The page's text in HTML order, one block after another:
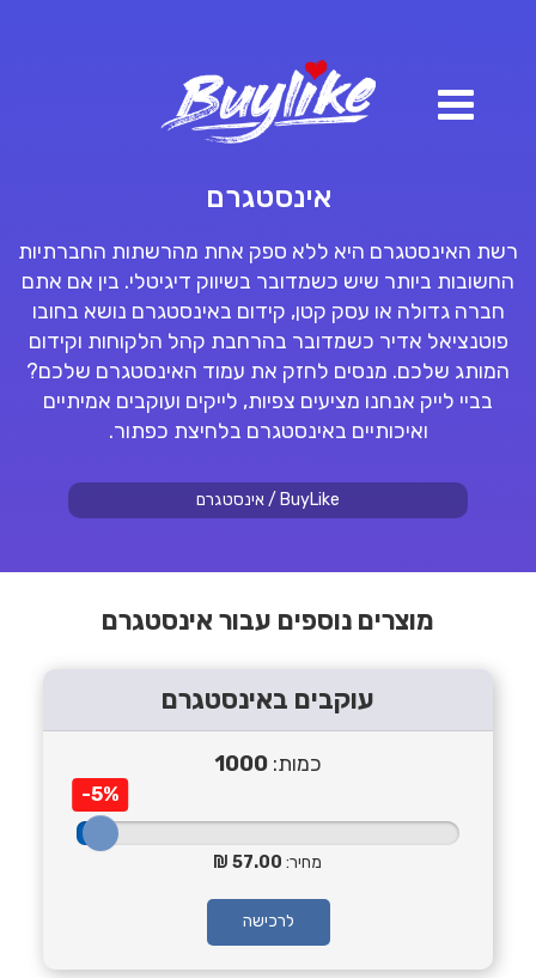
אינסטגרם
רשת האינסטגרם היא ללא ספק אחת מהרשתות החברתיות
החשובות ביותר שיש כשמדובר בשיווק דיגיטלי. בין אם אתם
חברה גדולה או עסק קטן, קידום באינסטגרם נושא בחובו
פוטנציאל אדיר כשמדובר בהרחבת קהל הלקוחות וקידום
המותג שלכם. מנסים לחזק את עמוד האינסטגרם שלכם?
בביי לייק אנחנו מציעים צפיות, לייקים ועוקבים אמיתיים
ואיכותיים באינסטגרם בלחיצת כפתור.
BuyLike
/אינסטגרם
מוצרים נוספים עבור אינסטגרם
עוקבים באינסטגרם
כמות: 1000
-5%
מחיר: 57.00
לרכישה